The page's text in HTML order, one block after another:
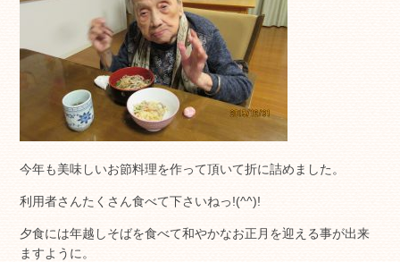
今年も美味しいお節料理を作って頂いて折に詰めました。
利用者さんたくさん食べて下さいねっ!(^^)!
夕食には年越しそばを食べて和やかなお正月を迎える事が出来
ますように。